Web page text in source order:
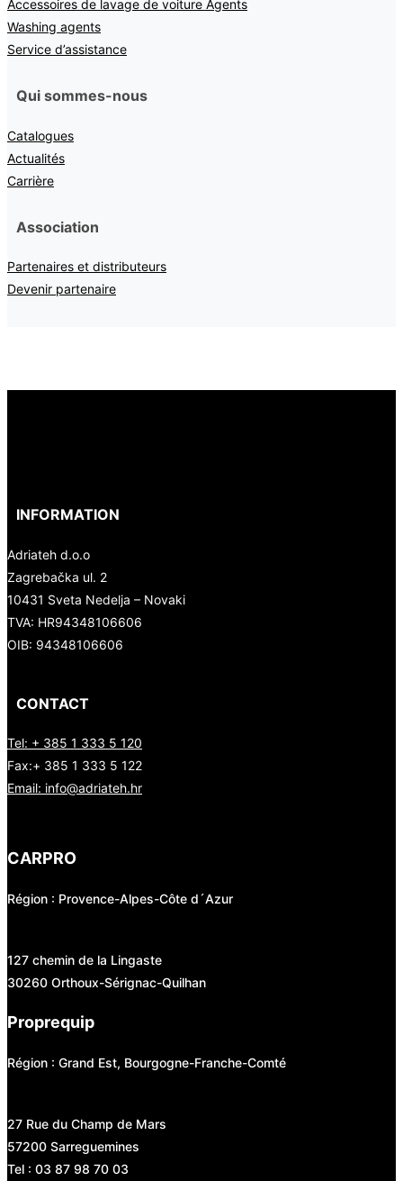
Accessoires de lavage de voiture Agents
Washing agents
Service d’assistance
Qui sommes-nous
Catalogues
Actualités
Carrière
Association
Partenaires et distributeurs
Devenir partenaire
INFORMATION
Adriateh d.o.o
Zagrebačka ul. 2
10431 Sveta Nedelja – Novaki
TVA: HR94348106606
OIB: 94348106606
CONTACT
Tel: + 385 1 333 5 120
Fax:+ 385 1 333 5 122
Email: info@adriateh.hr
CARPRO
Région : Provence-Alpes-Côte d´Azur
127 chemin de la Lingaste
30260 Orthoux-Sérignac-Quilhan
Proprequip
Région : Grand Est, Bourgogne-Franche-Comté
27 Rue du Champ de Mars
57200 Sarreguemines
Tel : 03 87 98 70 03